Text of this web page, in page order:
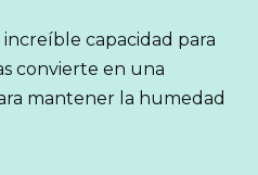
capacidad para
convierte en una
mantener la humedad